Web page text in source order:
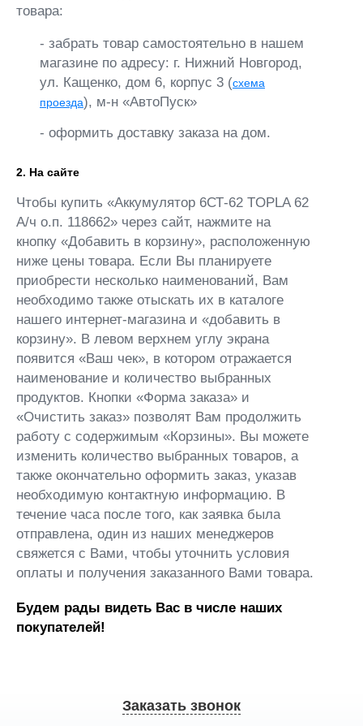
товара:
- забрать товар самостоятельно в нашем
магазине по адресу: г. Нижний Новгород,
ул. Кащенко, дом 6, корпус 3 (схема
проезда), м-н «АвтоПуск»
- оформить доставку заказа на дом.
2. На сайте
Чтобы купить «Аккумулятор 6СТ-62 TOPLA 62
А/ч о.п. 118662» через сайт, нажмите на
кнопку «Добавить в корзину», расположенную
ниже цены товара. Если Вы планируете
приобрести несколько наименований, Вам
необходимо также отыскать их в каталоге
нашего интернет-магазина и «добавить в
корзину». В левом верхнем углу экрана
появится «Ваш чек», в котором отражается
наименование и количество выбранных
продуктов. Кнопки «Форма заказа» и
«Очистить заказ» позволят Вам продолжить
работу с содержимым «Корзины». Вы можете
изменить количество выбранных товаров, а
также окончательно оформить заказ, указав
необходимую контактную информацию. В
течение часа после того, как заявка была
отправлена, один из наших менеджеров
свяжется с Вами, чтобы уточнить условия
оплаты и получения заказанного Вами товара.
Будем рады видеть Вас в числе наших
покупателей!
Заказать звонок